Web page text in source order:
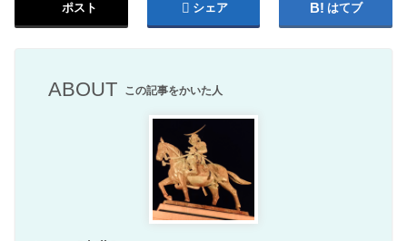
ポスト シェア はてブ
ABOUT この記事をかいた人